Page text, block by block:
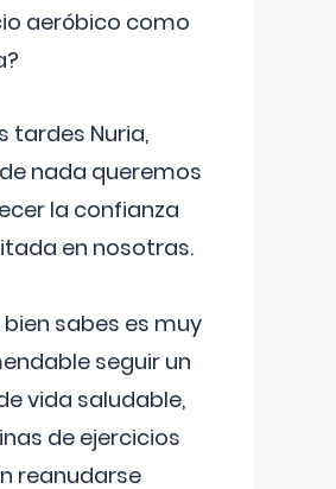
aeróbico como
tardes Nuria,
nada queremos
la confianza
en nosotras.
sabes es muy
seguir un
vida saludable,
de ejercicios
reanudarse